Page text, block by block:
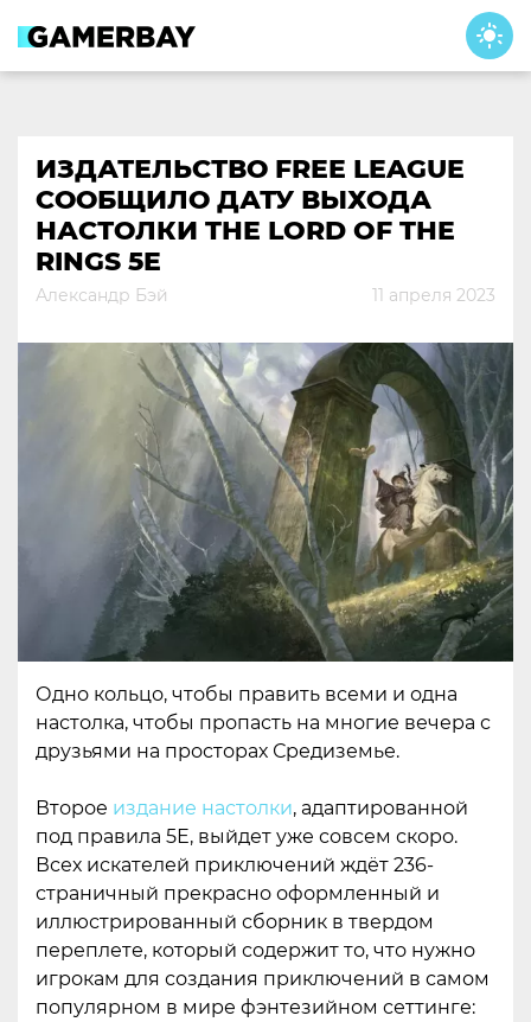
content
ИЗДАТЕЛЬСТВО FREE LEAGUE
СООБЩИЛО ДАТУ ВЫХОДА
НАСТОЛКИ THE LORD OF THE
RINGS 5E
Александр Бэй 11 апреля 2023
Одно кольцо, чтобы править всеми и одна
настолка, чтобы пропасть на многие вечера с
друзьями на просторах Средиземье.
Второе издание настолки, адаптированной
под правила 5Е, выйдет уже совсем скоро.
Всех искателей приключений ждёт 236-
страничный прекрасно оформленный и
иллюстрированный сборник в твердом
переплете, который содержит то, что нужно
игрокам для создания приключений в самом
популярном в мире фэнтезийном сеттинге: